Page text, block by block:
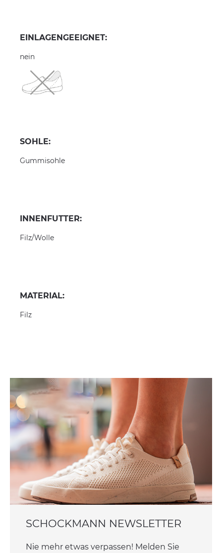
EINLAGENGEEIGNET:
nein
SOHLE:
Gummisohle
INNENFUTTER:
Filz/Wolle
MATERIAL:
Filz
SCHOCKMANN NEWSLETTER
Nie mehr etwas verpassen! Melden Sie